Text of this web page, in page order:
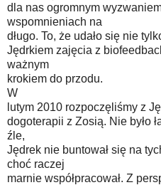
dla nas ogromnym
wspomnieniach na
długo. To, że udało się nie
Jędrkiem zajęcia z
ważnym
krokiem do przodu.
W
lutym 2010 rozpoczęliśmy z
dogoterapii z Zosią. Nie było
źle,
Jędrek nie buntował się na
choć raczej
marnie współpracował. Z